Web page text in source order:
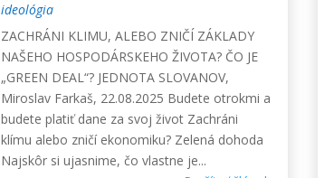
ideológia
ZACHRÁNI KLIMU, ALEBO ZNIČÍ ZÁKLADY
NAŠEHO HOSPODÁRSKEHO ŽIVOTA? ČO JE
„GREEN DEAL“? JEDNOTA SLOVANOV,
Miroslav Farkaš, 22.08.2025 Budete otrokmi a
budete platiť dane za svoj život Zachráni
klímu alebo zničí ekonomiku? Zelená dohoda
Najskôr si ujasnime, čo vlastne je...